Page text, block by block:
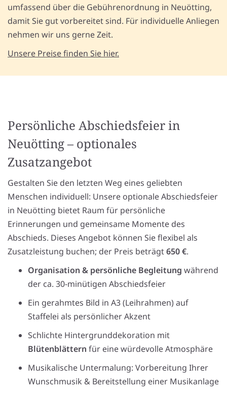
umfassend über die Gebührenordnung in Neuötting,
damit Sie gut vorbereitet sind. Für individuelle Anliegen
nehmen wir uns gerne Zeit.
Unsere Preise finden Sie hier.
Persönliche Abschiedsfeier in
Neuötting – optionales
Zusatzangebot
Gestalten Sie den letzten Weg eines geliebten
Menschen individuell: Unsere optionale Abschiedsfeier
in Neuötting bietet Raum für persönliche
Erinnerungen und gemeinsame Momente des
Abschieds. Dieses Angebot können Sie flexibel als
Zusatzleistung buchen; der Preis beträgt650 €.
Organisation & persönliche Begleitung während
der ca. 30-minütigen Abschiedsfeier
Ein gerahmtes Bild in A3 (Leihrahmen) auf
Staffelei als persönlicher Akzent
Schlichte Hintergrunddekoration mit
Blütenblättern für eine würdevolle Atmosphäre
Musikalische Untermalung: Vorbereitung Ihrer
Wunschmusik & Bereitstellung einer Musikanlage